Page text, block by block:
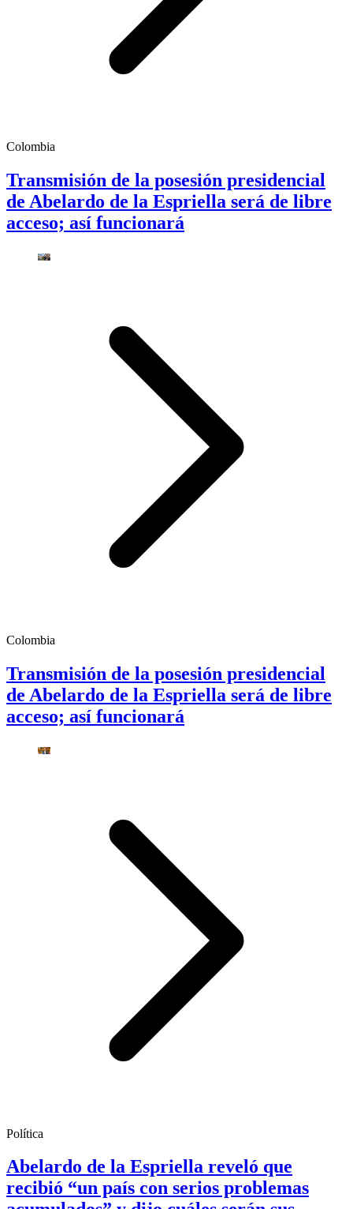
Colombia
Transmisión de la posesión presidencial
de Abelardo de la Espriella será de libre
acceso; así funcionará
Colombia
Transmisión de la posesión presidencial
de Abelardo de la Espriella será de libre
acceso; así funcionará
Política
Abelardo de la Espriella reveló que
recibió “un país con serios problemas